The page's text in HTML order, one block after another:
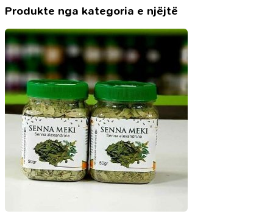
të
Produkte nga kategoria e njëjtë